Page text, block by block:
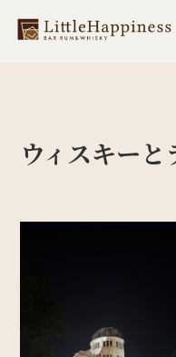
ウィスキー